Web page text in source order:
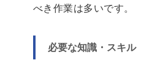
べき作業は多いです。
必要な知識・スキル